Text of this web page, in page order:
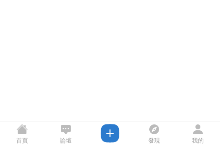
首頁 論壇 發現 我的